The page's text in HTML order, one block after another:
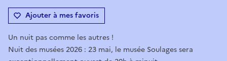
Ajouter à mes favoris
Un nuit pas comme les autres !
Nuit des musées 2026 : 23 mai, le musée Soulages sera